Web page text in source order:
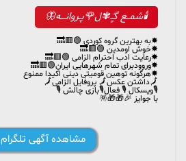
13 845 members, 293 online
🕯شمــع گـٍٰـ✾ل🌹پـروانـــه🦋
✸به بهترین گروه کوردی 🟢🟥🔜
✸خوش اومدین 🟢🟥🔜
✸رعایت ادب احترام الزامی 🟢🟥🔜
✸وروودبرای تمام شهرهایی ایران🟢🟥🔜
✸هرگونه توهین قومیتی دینی اکیدا ممنوع
🗾داشتن عکس🗾 پروفایل الزامی🗾
🎙ویسکال 🎙 فعال🎙بازی چالش 🎙
با جوایز 🎉🎁🎁🪅
مشاهده آگهی تلگرام